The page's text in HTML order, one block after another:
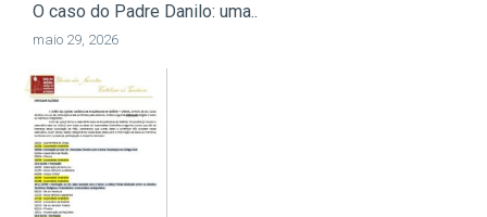
O caso do Padre Danilo: uma..
maio 29, 2026